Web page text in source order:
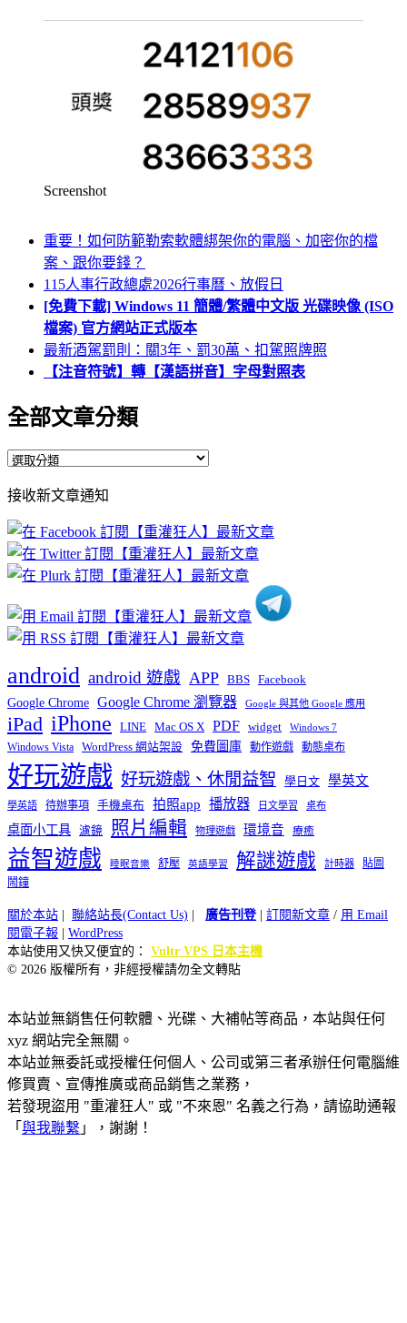
Screenshot
重要！如何防範勒索軟體綁架你的電腦、加密你的檔
案、跟你要錢？
115人事行政總處2026行事曆、放假日
[免費下載] Windows 11 簡體/繁體中文版 光碟映像 (ISO
檔案) 官方網站正式版本
最新酒駕罰則：關3年、罰30萬、扣駕照牌照
【注音符號】轉【漢語拼音】字母對照表
全部文章分類
全
文
章
分
類
接收新文章通知
android android 遊戲 APP BBS Facebook
Google Chrome Google Chrome 瀏覽器 Google 與其他 Google 應用
iPad iPhone LINE Mac OS X PDF widget Windows 7
Windows Vista WordPress 網站架設 免費圖庫 動作遊戲 動態桌布
好玩遊戲 好玩遊戲、休閒益智 學日文 學英文
學英語 待辦事項 手機桌布 拍照app 播放器 日文學習 桌布
桌面小工具 濾鏡 照片編輯 物理遊戲 環境音 療癒
益智遊戲 睡眠音樂 舒壓 英語學習 解謎遊戲 計時器
貼圖
鬧鐘
關於本站 聯絡站長(Contact Us) 廣告刊登| 訂閱新文章 / 用 Email
閱電子報
WordPress
本站使用又快又便宜的： Vultr VPS 日本主機
© 2026 版權所有，非經授權請勿全文轉貼
本站並無銷售任何軟體、光碟、大補帖等商品，本站與任何
xyz 網站完全無關。
本站並無委託或授權任何個人、公司或第三者承辦任何電腦維
修買賣、宣傳推廣或商品銷售之業務，
若發現盜用 "重灌狂人" 或 "不來恩" 名義之行為，請協助通報
「 與我聯繫 」，謝謝！